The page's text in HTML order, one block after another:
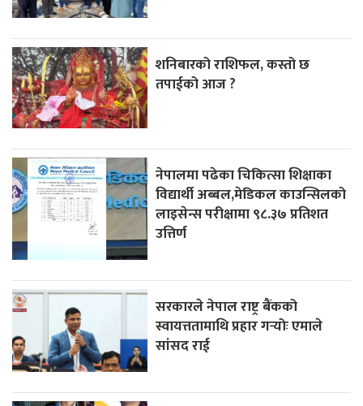
शनिबारको राशिफल, कस्तो छ
तपाईको आज ?
नेपालमा पढेका चिकित्सा शिक्षाका
विद्यार्थी अब्बल,मेडिकल काउन्सिलको
लाइसेन्स परीक्षामा ९८.३७ प्रतिशत
उत्तिर्ण
सरकारले नेपाल राष्ट्र बैंकको
स्वायत्ततामाथि प्रहार गर्‍योः एमाले
सांसद राई